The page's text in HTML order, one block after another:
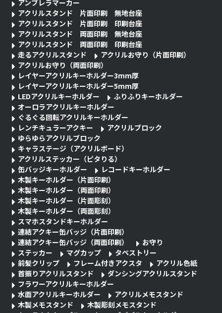
アンブレラマーカー
アクリルスタンド 片面印刷 無地台座
アクリルスタンド 片面印刷 印刷台座
アクリルスタンド 両面印刷 無地台座
アクリルスタンド 両面印刷 印刷台座
走るアクリルスタンド
アクリルお守り（片面印刷）
アクリルお守り（両面印刷）
レイヤーアクリルキーホルダー3mm厚
レイヤーアクリルキーホルダー5mm厚
LEDアクリルキーホルダー
ふりふりキーホルダー
オーロラアクリルキーホルダー
ぐるぐる回転アクリルキーホルダー
レンチキュラーアクキー
アクリルブロック
ゆらゆらアクリルブロック
キャラステージ（アクリルボード）
アクリルステッカー（ピタりる）
缶バッジキーホルダー
レコードキーホルダー
木製キーホルダー（片面印刷）
木製キーホルダー（両面印刷）
木製キーホルダー（片面彫刻）
木製キーホルダー（両面彫刻）
スマホスタンドキーホルダー
連結アクキー缶バッジ（片面印刷）
連結アクキー缶バッジ（両面印刷）
お守り
ステッカー
マグカップ
タペストリー
前髪クリップ
フレーム付きアクスタ
アクリル色紙
首振りアクリルスタンド
ダンシングアクリルスタンド
フラワーアクリルキーホルダー
水面アクリルキーホルダー
アクリルメモスタンド
木製メモスタンド
木製彫刻メモスタンド